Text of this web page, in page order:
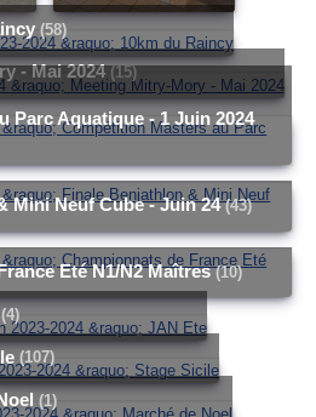
(58)
- Mai 2024 (15)
Parc Aquatique - 1 Juin 2024
Mini Neuf Cube - Juin 24 (43)
Eté N1/N2 Maîtres (10)
(4)
(107)
(1)